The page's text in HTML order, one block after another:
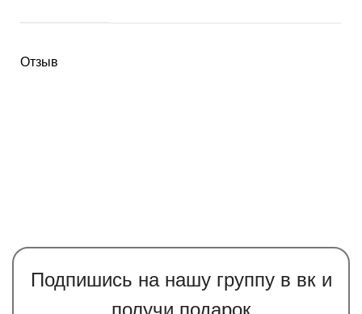
Отзыв
Подпишись на нашу группу в вк и
получи подарок